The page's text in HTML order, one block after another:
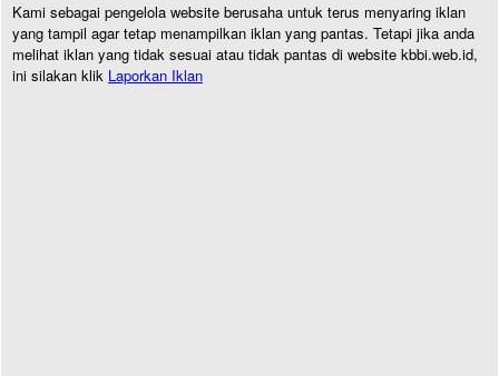
Kami sebagai pengelola website berusaha untuk terus menyaring iklan
yang tampil agar tetap menampilkan iklan yang pantas. Tetapi jika anda
melihat iklan yang tidak sesuai atau tidak pantas di website kbbi.web.id,
ini silakan klik Laporkan Iklan